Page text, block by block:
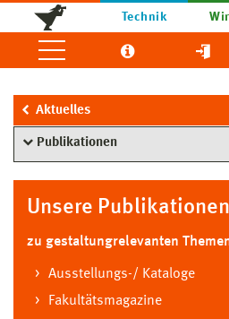
Technik
Aktuelles
Publikationen
Unsere Publikationen
zu gestaltungrelevanten
Ausstellungs-/ Kataloge
Fakultätsmagazine